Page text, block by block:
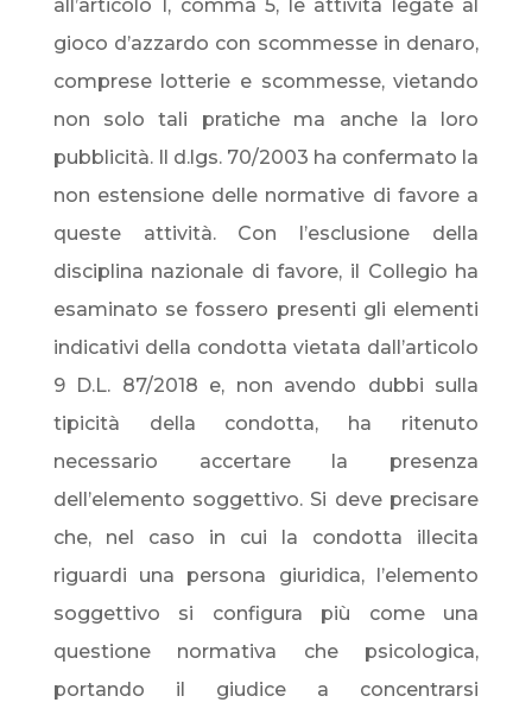
all’articolo 1, comma 5, le attività legate al
gioco d’azzardo con scommesse in denaro,
comprese lotterie e scommesse, vietando
non solo tali pratiche ma anche la loro
pubblicità. Il d.lgs. 70/2003 ha confermato la
non estensione delle normative di favore a
queste attività. Con l’esclusione della
disciplina nazionale di favore, il Collegio ha
esaminato se fossero presenti gli elementi
indicativi della condotta vietata dall’articolo
9 D.L. 87/2018 e, non avendo dubbi sulla
tipicità della condotta, ha ritenuto
necessario accertare la presenza
dell’elemento soggettivo. Si deve precisare
che, nel caso in cui la condotta illecita
riguardi una persona giuridica, l’elemento
soggettivo si configura più come una
questione normativa che psicologica,
portando il giudice a concentrarsi